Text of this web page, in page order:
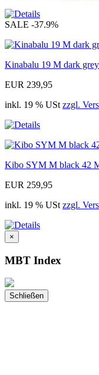
SALE -37.9%
Kinabalu 19 M dark
EUR 239,95
inkl. 19 % USt zzgl.
Kibo SYM M black 42
EUR 259,95
inkl. 19 % USt zzgl.
×
MBT Index
Schließen